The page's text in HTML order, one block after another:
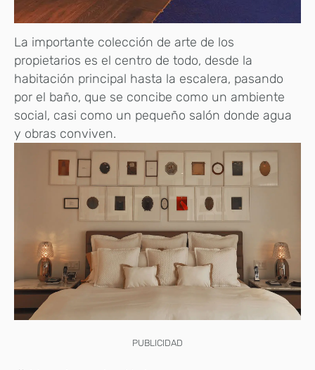
La importante colección de arte de los
propietarios es el centro de todo, desde la
habitación principal hasta la escalera, pasando
por el baño, que se concibe como un ambiente
social, casi como un pequeño salón donde agua
y obras conviven.
PUBLICIDAD